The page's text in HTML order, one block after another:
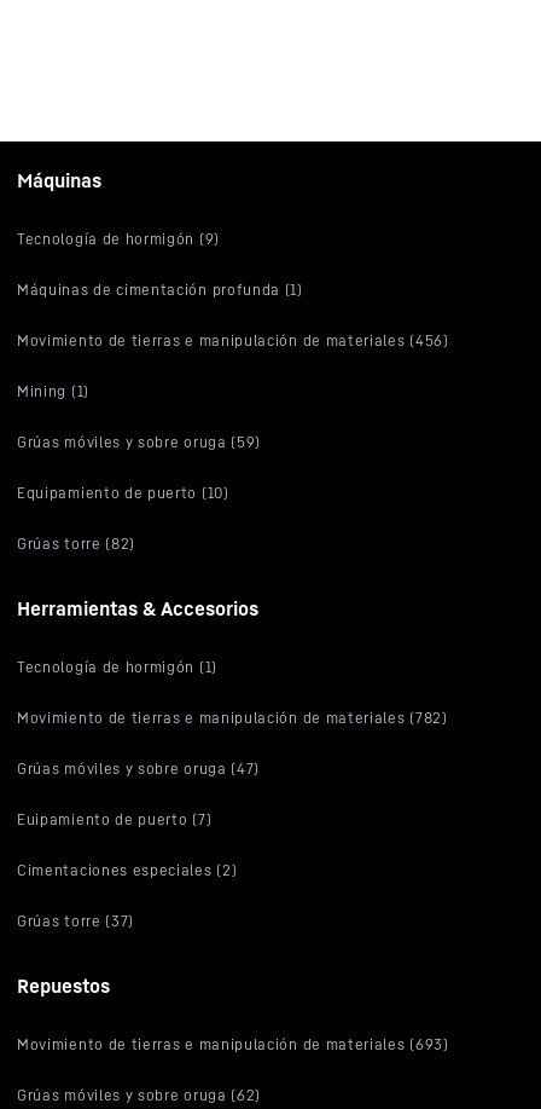
Máquinas
Tecnología de hormigón (9)
Máquinas de cimentación profunda (1)
Movimiento de tierras e manipulación de materiales (456)
Mining (1)
Grúas móviles y sobre oruga (59)
Equipamiento de puerto (10)
Grúas torre (82)
Herramientas & Accesorios
Tecnología de hormigón (1)
Movimiento de tierras e manipulación de materiales (782)
Grúas móviles y sobre oruga (47)
Euipamiento de puerto (7)
Cimentaciones especiales (2)
Grúas torre (37)
Repuestos
Movimiento de tierras e manipulación de materiales (693)
Grúas móviles y sobre oruga (62)